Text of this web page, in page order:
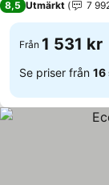
8,5 Utmärkt 7
Från 1 531 kr
Se priser från